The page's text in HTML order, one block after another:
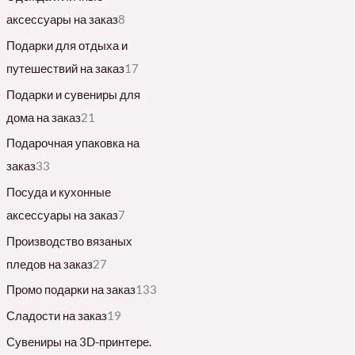
аксессуары на заказ8
Подарки для отдыха и
путешествий на заказ17
Подарки и сувениры для
дома на заказ21
Подарочная упаковка на
заказ33
Посуда и кухонные
аксессуары на заказ7
Производство вязаных
пледов на заказ27
Промо подарки на заказ133
Сладости на заказ19
Сувениры на 3D-принтере.